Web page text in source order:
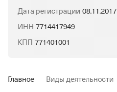
Дата регистрации 08.11.2017
ИНН 7714417949
КПП 771401001
Главное Виды деятельности